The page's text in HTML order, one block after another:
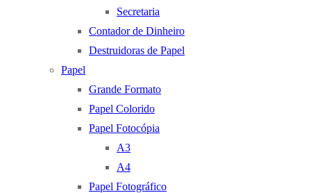
Secretaria
Contador de Dinheiro
Destruidoras de Papel
Papel
Grande Formato
Papel Colorido
Papel Fotocópia
A3
A4
Papel Fotográfico